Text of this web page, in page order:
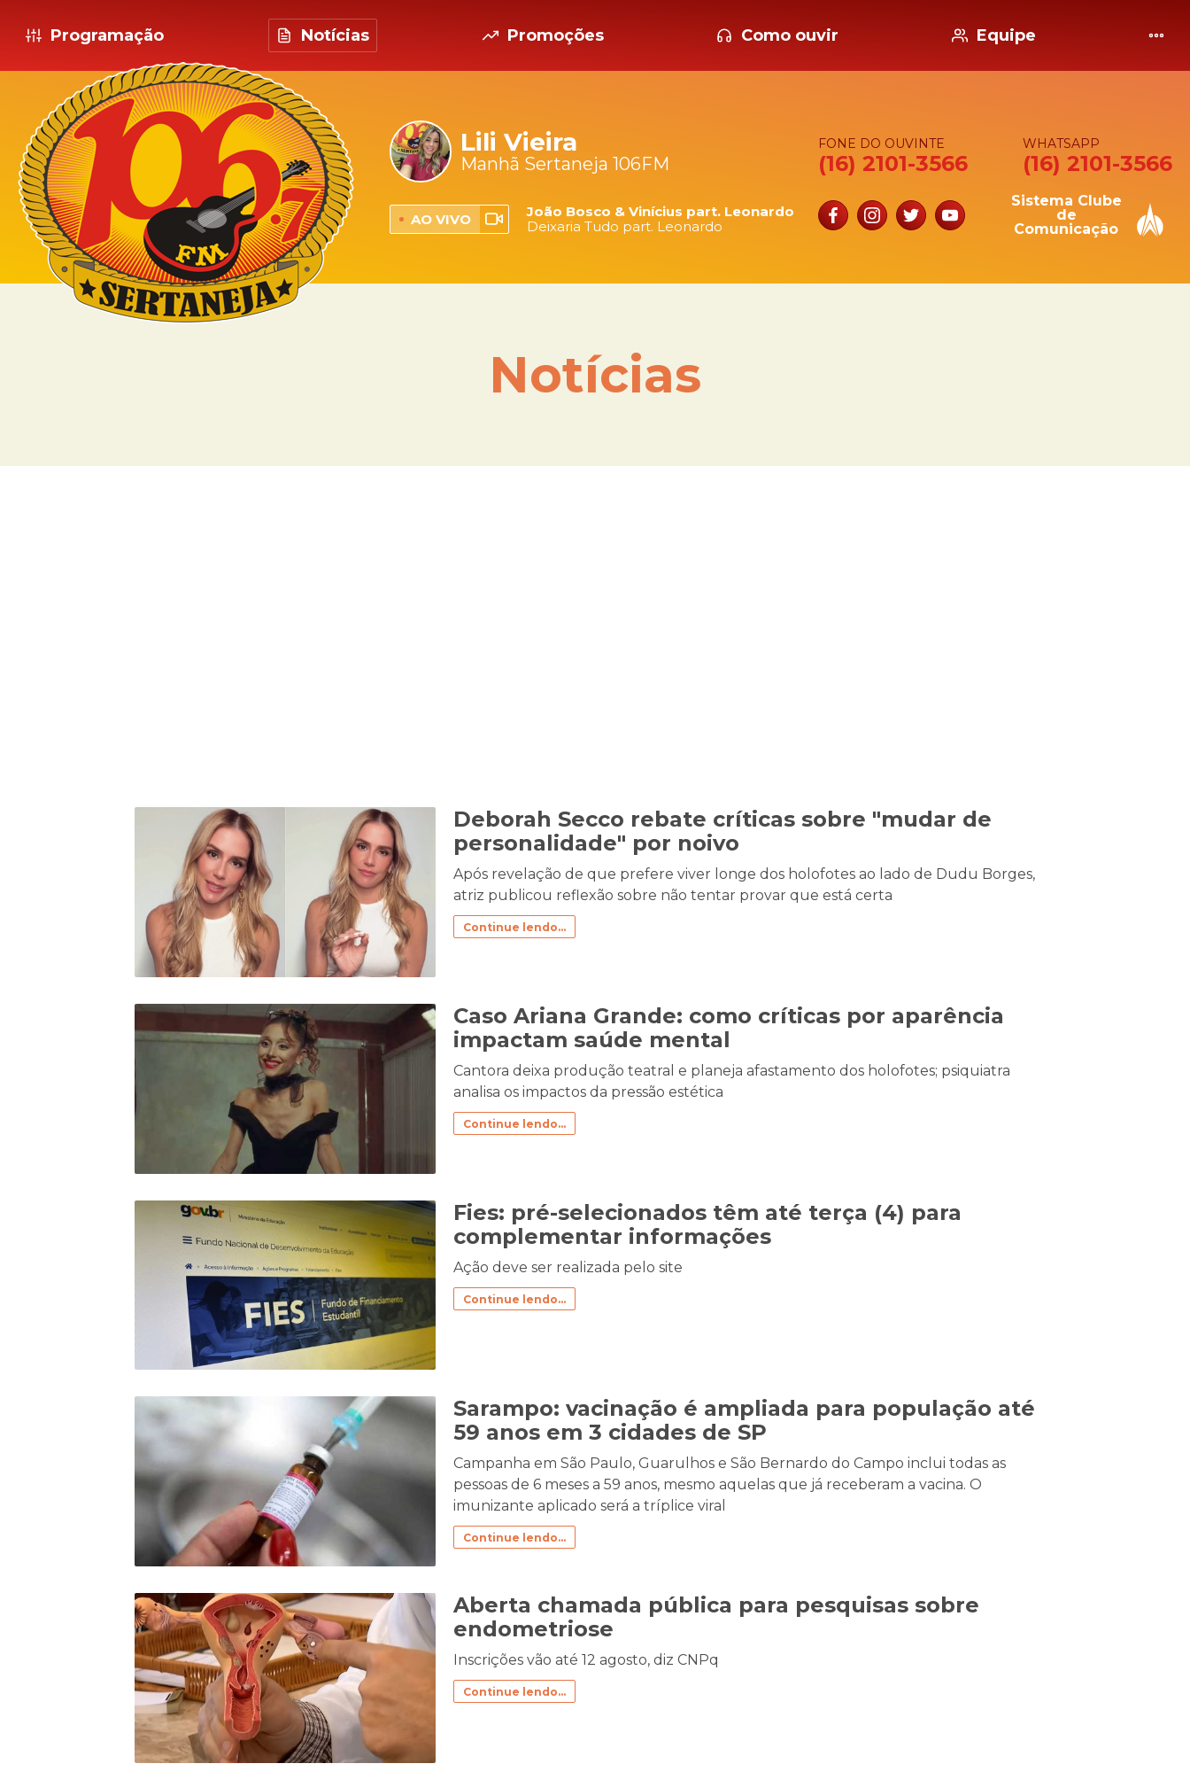
Programação Notícias Promoções Como ouvir Equipe
Lili Vieira
Manhã Sertaneja 106FM
AO VIVO
João Bosco & Vinícius part. Leonardo
Deixaria Tudo part. Leonardo
FONE DO OUVINTE
(16) 2101-3566
WHATSAPP
(16) 2101-3566
Sistema Clube
de
Comunicação
Notícias
Deborah Secco rebate críticas sobre "mudar de
personalidade" por noivo
Após revelação de que prefere viver longe dos holofotes ao lado de Dudu Borges,
atriz publicou reflexão sobre não tentar provar que está certa
Continue lendo...
Caso Ariana Grande: como críticas por aparência
impactam saúde mental
Cantora deixa produção teatral e planeja afastamento dos holofotes; psiquiatra
analisa os impactos da pressão estética
Continue lendo...
Fies: pré-selecionados têm até terça (4) para
complementar informações
Ação deve ser realizada pelo site
Continue lendo...
Sarampo: vacinação é ampliada para população até
59 anos em 3 cidades de SP
Campanha em São Paulo, Guarulhos e São Bernardo do Campo inclui todas as
pessoas de 6 meses a 59 anos, mesmo aquelas que já receberam a vacina. O
imunizante aplicado será a tríplice viral
Continue lendo...
Aberta chamada pública para pesquisas sobre
endometriose
Inscrições vão até 12 agosto, diz CNPq
Continue lendo...